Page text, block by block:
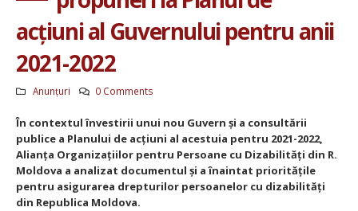
acțiuni al Guvernului pentru anii
2021-2022
Anunțuri 0 Comments
În contextul învestirii unui nou Guvern și a consultării
publice a Planului de acțiuni al acestuia pentru 2021-2022,
Alianța Organizațiilor pentru Persoane cu Dizabilități din R.
Moldova a analizat documentul și a înaintat prioritățile
pentru asigurarea drepturilor persoanelor cu dizabilități
din Republica Moldova.